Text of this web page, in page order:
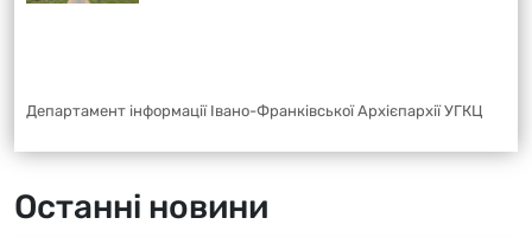
Департамент інформації Івано-Франківської Архієпархії УГКЦ
Останні новини